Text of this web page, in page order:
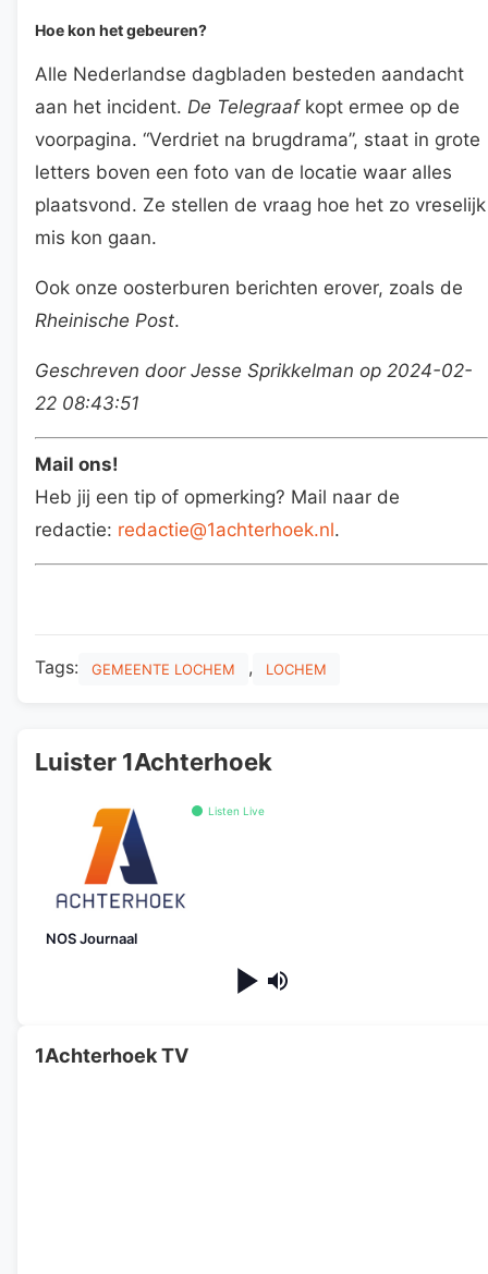
Hoe kon het gebeuren?
Alle Nederlandse dagbladen besteden aandacht
aan het incident. De Telegraafkopt ermee op de
voorpagina. “Verdriet na brugdrama”, staat in grote
letters boven een foto van de locatie waar alles
plaatsvond. Ze stellen de vraag hoe het zo vreselijk
mis kon gaan.
Ook onze oosterburen berichten erover, zoals de
Rheinische Post.
Geschreven door Jesse Sprikkelman op 2024-02-
22 08:43:51
Mail ons!
Heb jij een tip of opmerking? Mail naar de
redactie: redactie@1achterhoek.nl.
Tags: GEMEENTE LOCHEM , LOCHEM
Luister 1Achterhoek
Listen Live
NOS Journaal
1Achterhoek TV